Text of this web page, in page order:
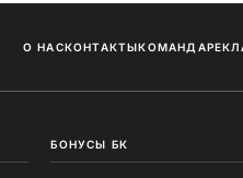
О НАСКОНТАКТЫКОМАНДА
БОНУСЫ БК